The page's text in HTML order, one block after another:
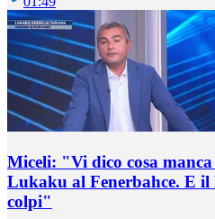
Miceli: "Vi dico cosa
Lukaku al Fenerbahce. E il
colpi"